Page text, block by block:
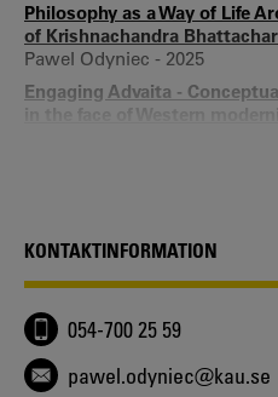
Philosophy as a Way of Life
of Krishnachandra
Pawel Odyniec - 2025
Engaging Advaita -
Pawel Odyniec - 2018
KONTAKTINFORMATION
054-700 25 59
pawel.odyniec@kau.se